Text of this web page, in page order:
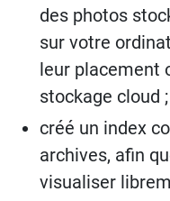
des photos
sur votre
leur placement
stockage cloud ;
créé un index
archives, afin
visualiser